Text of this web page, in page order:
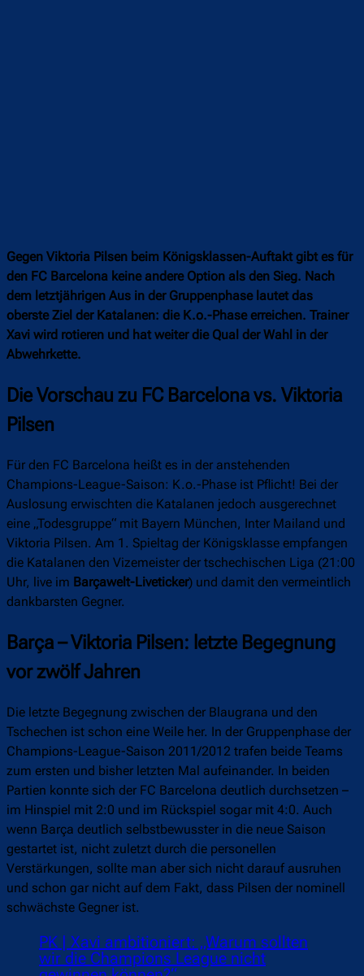
Gegen Viktoria Pilsen beim Königsklassen-Auftakt gibt es für
den FC Barcelona keine andere Option als den Sieg. Nach
dem letztjährigen Aus in der Gruppenphase lautet das
oberste Ziel der Katalanen: die K.o.-Phase erreichen. Trainer
Xavi wird rotieren und hat weiter die Qual der Wahl in der
Abwehrkette.
Die Vorschau zu FC Barcelona vs. Viktoria
Pilsen
Für den FC Barcelona heißt es in der anstehenden
Champions-League-Saison: K.o.-Phase ist Pflicht! Bei der
Auslosung erwischten die Katalanen jedoch ausgerechnet
eine „Todesgruppe“ mit Bayern München, Inter Mailand und
Viktoria Pilsen. Am 1. Spieltag der Königsklasse empfangen
die Katalanen den Vizemeister der tschechischen Liga (21:00
Uhr, live im Barçawelt-Liveticker) und damit den vermeintlich
dankbarsten Gegner.
Barça – Viktoria Pilsen: letzte Begegnung
vor zwölf Jahren
Die letzte Begegnung zwischen der Blaugrana und den
Tschechen ist schon eine Weile her. In der Gruppenphase der
Champions-League-Saison 2011/2012 trafen beide Teams
zum ersten und bisher letzten Mal aufeinander. In beiden
Partien konnte sich der FC Barcelona deutlich durchsetzen –
im Hinspiel mit 2:0 und im Rückspiel sogar mit 4:0. Auch
wenn Barça deutlich selbstbewusster in die neue Saison
gestartet ist, nicht zuletzt durch die personellen
Verstärkungen, sollte man aber sich nicht darauf ausruhen
und schon gar nicht auf dem Fakt, dass Pilsen der nominell
schwächste Gegner ist.
PK | Xavi ambitioniert: „Warum sollten
wir die Champions League nicht